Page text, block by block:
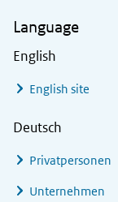
Language
English
English site
Deutsch
Privatpersonen
Unternehmen